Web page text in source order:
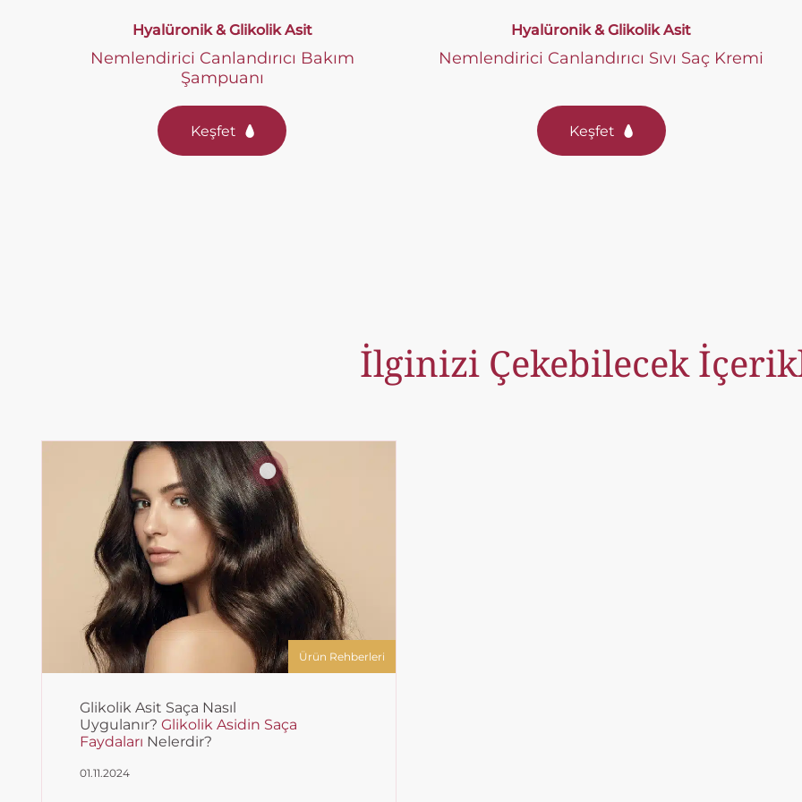
Hyalüronik & Glikolik Asit
Nemlendirici Canlandırıcı Bakım
Şampuanı
Keşfet
Hyalüronik & Glikolik Asit
Nemlendirici Canlandırıcı Sıvı Saç Kremi
Keşfet
İlginizi Çekebilecek
Ürün Rehberleri
Glikolik Asit Saça Nasıl
Uygulanır? Glikolik Asidin Saça
Faydaları Nelerdir?
01.11.2024